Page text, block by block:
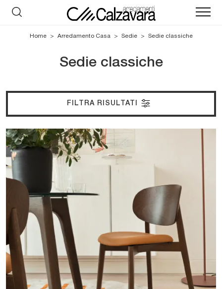
Home > Arredamento Casa > Sedie > Sedie classiche
Sedie classiche
FILTRA RISULTATI